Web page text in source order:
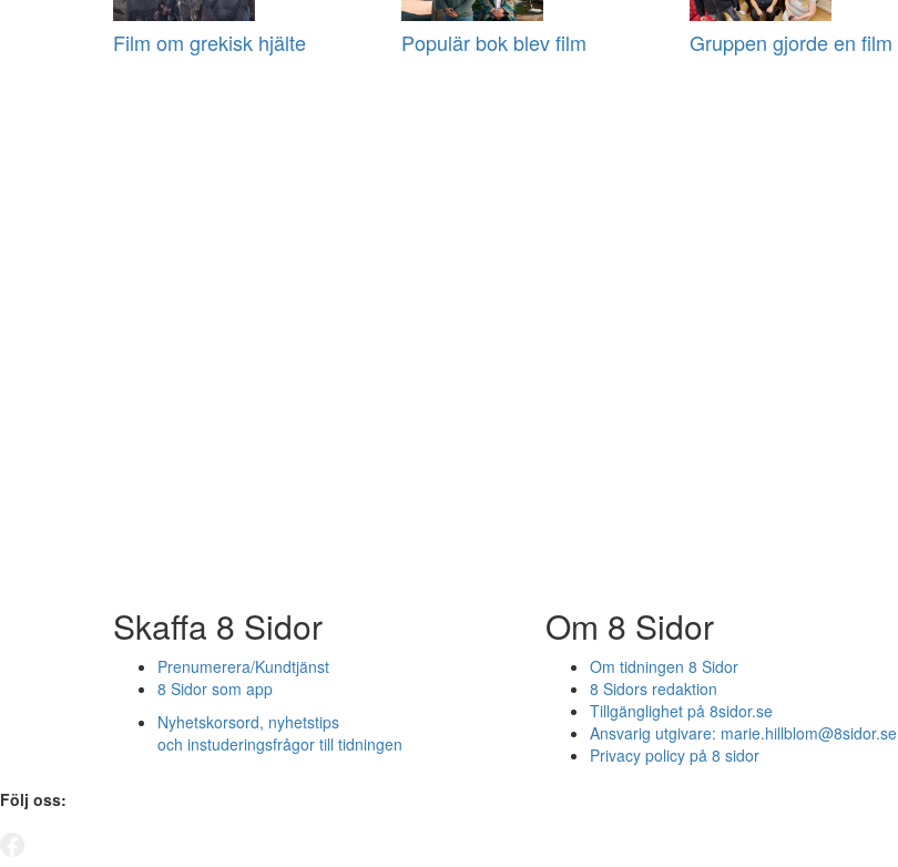
Film om grekisk hjälte Populär bok blev film Gruppen gjorde en film
Skaffa 8 Sidor
Prenumerera/Kundtjänst
8 Sidor som app
Nyhetskorsord, nyhetstips
och instuderingsfrågor till tidningen
Om 8 Sidor
Om tidningen 8 Sidor
8 Sidors redaktion
Tillgänglighet på 8sidor.se
Ansvarig utgivare: marie.hillblom@8sidor.se
Privacy policy på 8 sidor
Följ oss: